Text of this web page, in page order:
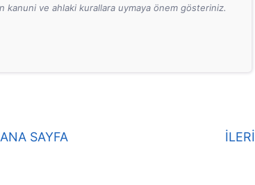
kanuni ve ahlaki kurallara uymaya önem gösteriniz.
İLERİ
ANA SAYFA